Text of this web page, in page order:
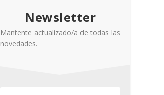
Newsletter
Mantente actualizado/a de todas las
novedades.